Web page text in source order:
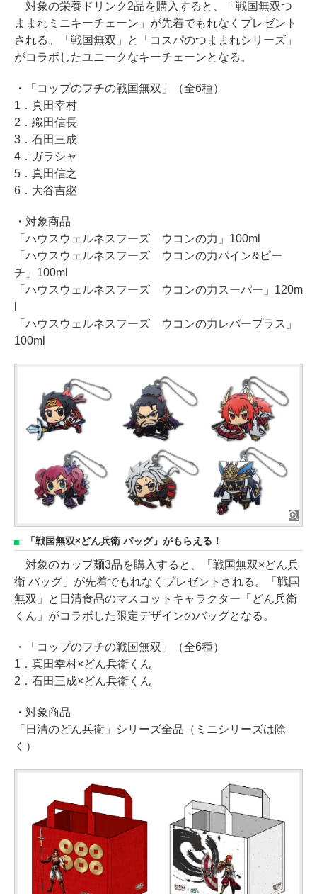
対象の栄養ドリンク2品を購入すると、「戦国無双つ
ままれミニキーチェーン」が先着でもれなくプレゼント
される。「戦国無双」と「コスパのつままれシリーズ」
がコラボしたユニークなキーチェーンとなる。
・「コップのフチの戦国無双」（全6種）
1．真田幸村
2．織田信長
3．石田三成
4．ガラシャ
5．真田信之
6．大谷吉継
・対象商品
「ハウスウェルネスフーズ ウコンの力」100ml
「ハウスウェルネスフーズ ウコンの力パイン&ピー
チ」100ml
「ハウスウェルネスフーズ ウコンの力スーパー」120m
「ハウスウェルネスフーズ ウコンの力レバープラス」
100ml
「戦国無双×どん兵衛 バッグ」がもらえる！
対象のカップ麺3品を購入すると、「戦国無双×どん兵
衛 バッグ」が先着でもれなくプレゼントされる。「戦国
無双」と日清食品のマスコットキャラクター「どん兵衛
くん」がコラボした限定デザインのバッグとなる。
・「コップのフチの戦国無双」（全6種）
1．真田幸村×どん兵衛くん
2．石田三成×どん兵衛くん
・対象商品
「日清のどん兵衛」シリーズ全品（ミニシリーズは除
く）